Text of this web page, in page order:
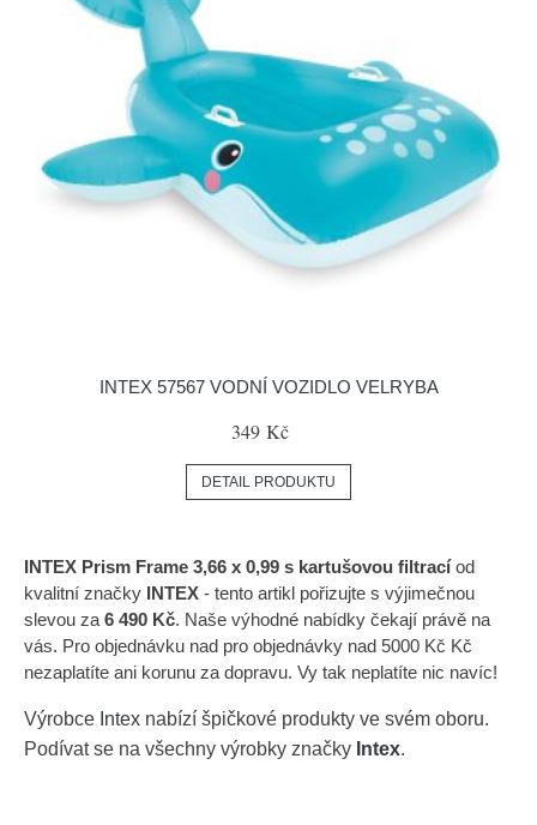
INTEX 57567 VODNÍ VOZIDLO VELRYBA
349 Kč
DETAIL PRODUKTU
INTEX Prism Frame 3,66 x 0,99 s kartušovou filtracíod
kvalitní značky INTEX - tento artikl pořizujte s výjimečnou
slevou za 6 490 Kč. Naše výhodné nabídky čekají právě na
vás. Pro objednávku nad pro objednávky nad 5000 Kč Kč
nezaplatíte ani korunu za dopravu. Vy tak neplatíte nic navíc!
Výrobce Intex nabízí špičkové produkty ve svém oboru.
Podívat se na všechny výrobky značky Intex.